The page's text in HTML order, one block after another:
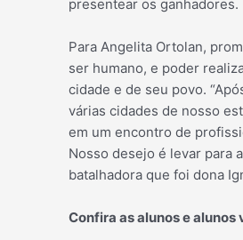
presentear os ganhadores.
Para Angelita Ortolan,
ser humano, e poder
cidade e de seu povo.
várias cidades de nosso
em um encontro de
Nosso desejo é levar para
batalhadora que foi dona
Confira as alunos e alunos